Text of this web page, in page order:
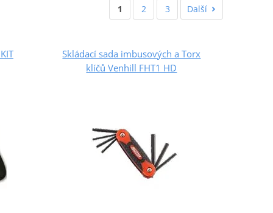
1 2 3 Další
Skládací sada imbusových a Torx
klíčů Venhill FHT1 HD